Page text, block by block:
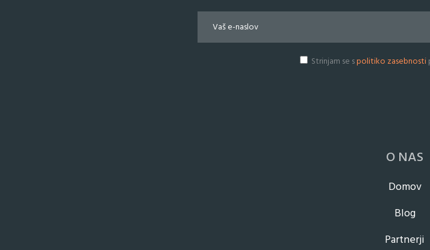
Strinjam se spolitiko zasebnosti
O NAS
Domov
Blog
Partnerji